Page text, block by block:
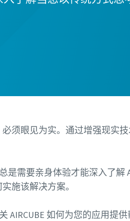
须眼见为实。通过增强现实
需要亲身体验才能深入了解
施该解决方案。
AIRCUBE 如何为您的应用提